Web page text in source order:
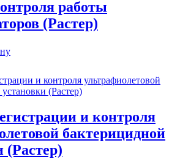
работы
(Растер)
и контроля
бактерицидной
(Растер)